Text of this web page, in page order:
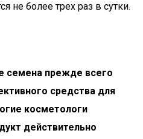
не более трех раз в сутки.
семена прежде всего
средства для
косметологи
действительно